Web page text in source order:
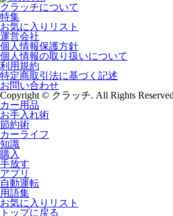
クラッチについて
特集
お気に入りリスト
運営会社
個人情報保護方針
個人情報の取り扱いについて
利用規約
特定商取引法に基づく記述
お問い合わせ
Copyright © クラッチ. All Rights
カー用品
お手入れ術
節約術
カーライフ
知識
購入
手放す
アプリ
自動運転
用語集
お気に入りリスト
トップに戻る